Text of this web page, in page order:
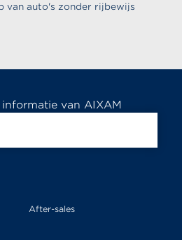
van auto's zonder rijbewijs
van AIXAM
After-sales